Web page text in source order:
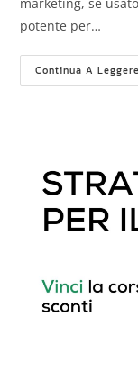
potente per…
Continua A Leggere